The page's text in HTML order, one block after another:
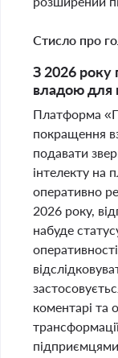
Стисло про
З 2026 року
владою для
Платформа
покращення
подавати
інтелекту на
оперативно
2026 року,
набуде
коментарі та